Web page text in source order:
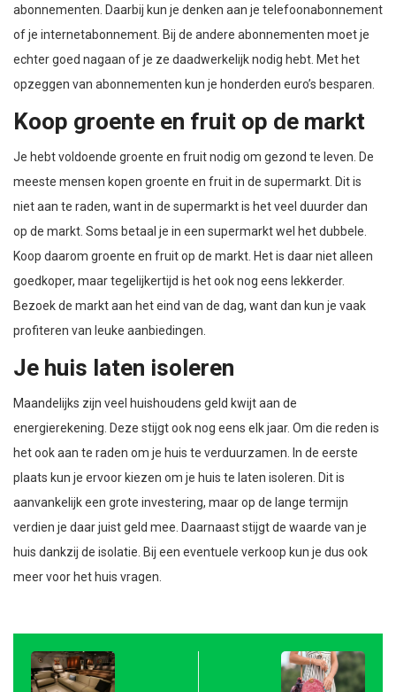
abonnementen. Daarbij kun je denken aan je telefoonabonnement
of je internetabonnement. Bij de andere abonnementen moet je
echter goed nagaan of je ze daadwerkelijk nodig hebt. Met het
opzeggen van abonnementen kun je honderden euro’s besparen.
Koop groente en fruit op de markt
Je hebt voldoende groente en fruit nodig om gezond te leven. De
meeste mensen kopen groente en fruit in de supermarkt. Dit is
niet aan te raden, want in de supermarkt is het veel duurder dan
op de markt. Soms betaal je in een supermarkt wel het dubbele.
Koop daarom groente en fruit op de markt. Het is daar niet alleen
goedkoper, maar tegelijkertijd is het ook nog eens lekkerder.
Bezoek de markt aan het eind van de dag, want dan kun je vaak
profiteren van leuke aanbiedingen.
Je huis laten isoleren
Maandelijks zijn veel huishoudens geld kwijt aan de
energierekening. Deze stijgt ook nog eens elk jaar. Om die reden is
het ook aan te raden om je huis te verduurzamen. In de eerste
plaats kun je ervoor kiezen om je huis te laten isoleren. Dit is
aanvankelijk een grote investering, maar op de lange termijn
verdien je daar juist geld mee. Daarnaast stijgt de waarde van je
huis dankzij de isolatie. Bij een eventuele verkoop kun je dus ook
meer voor het huis vragen.